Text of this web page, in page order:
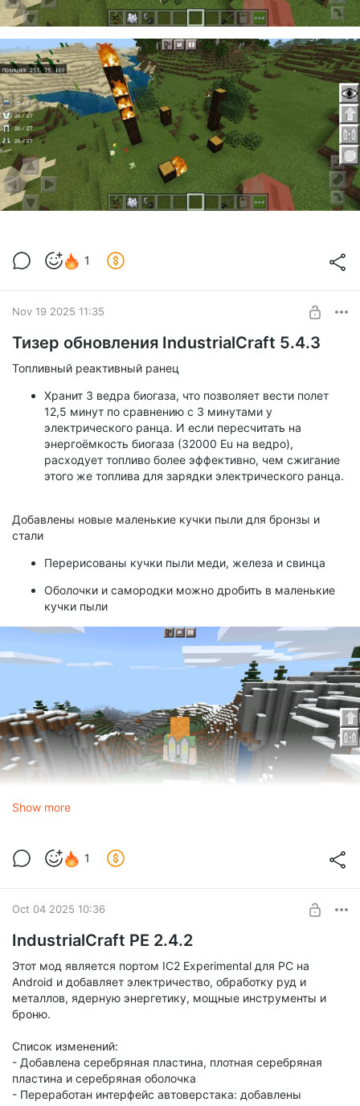
1
Nov 19 2025 11:35
Тизер обновления IndustrialCraft 5.4.3
Топливный реактивный ранец
Хранит 3 ведра биогаза, что позволяет вести полет
12,5 минут по сравнению с 3 минутами у
электрического ранца. И если пересчитать на
энергоёмкость биогаза (32000 Eu на ведро),
расходует топливо более эффективно, чем сжигание
этого же топлива для зарядки электрического ранца.
Добавлены новые маленькие кучки пыли для бронзы и
стали
Перерисованы кучки пыли меди, железа и свинца
Оболочки и самородки можно дробить в маленькие
кучки пыли
Переработаны подсказки механизмов
Добавлена информация о потреблении энергии в
потребителях
Добавлена информация о выходе энергии для
энергохранилищ
Добавлена локализация для подсказок
трансформаторов
Show more
1
Oct 04 2025 10:36
IndustrialCraft PE 2.4.2
Этот мод является портом IC2 Experimental для PC на
Android и добавляет электричество, обработку руд и
металлов, ядерную энергетику, мощные инструменты и
броню.
Список изменений:
- Добавлена серебряная пластина, плотная серебряная
пластина и серебряная оболочка
- Переработан интерфейс автоверстака: добавлены